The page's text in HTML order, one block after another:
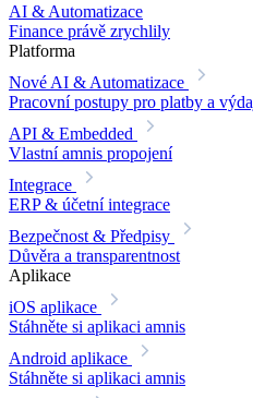
AI & Automatizace
Finance právě zrychlily
Platforma
Nové AI & Automatizace
Pracovní postupy pro platby a
API & Embedded
Vlastní amnis propojení
Integrace
ERP & účetní integrace
Bezpečnost & Předpisy
Důvěra a transparentnost
Aplikace
iOS aplikace
Stáhněte si aplikaci amnis
Android aplikace
Stáhněte si aplikaci amnis